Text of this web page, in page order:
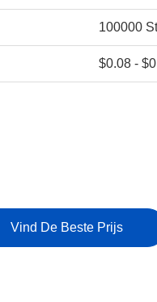
100000
$0.08 -
Vind De Beste Prijs